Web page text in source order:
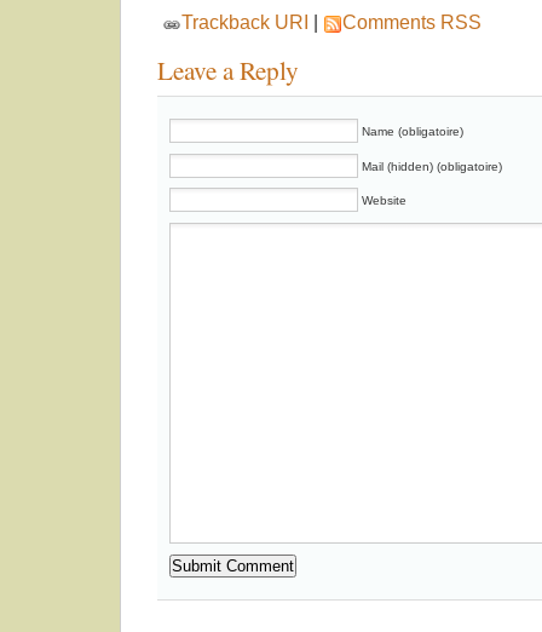
Trackback URI Comments RSS
Leave a Reply
Name (obligatoire)
Mail (hidden) (obligatoire)
Website